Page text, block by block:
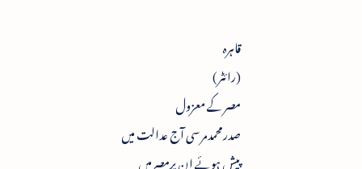
قاہرہ
(رائٹر)
مصرکے معزول
صدرمحمدمرسی آج عدالت میں
پیش ہوئے ان پرمصرمیں